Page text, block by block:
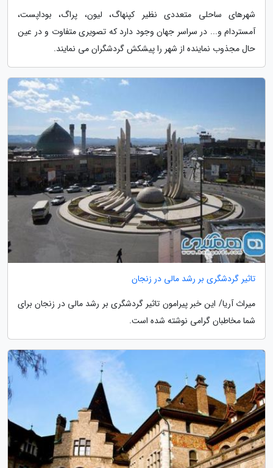
شهرهای ساحلی متعددی نظیر کپنهاگ، لیون، پراگ، بوداپست،
آمستردام و... در سراسر جهان وجود دارد که تصویری متفاوت و در عین
حال مجذوب نماینده از شهر را پیشکش گردشگران می نمایند.
تاثیر گردشگری بر رشد مالی در زنجان
میراث آریا/ این خبر پیرامون تاثیر گردشگری بر رشد مالی در زنجان برای
شما مخاطبان گرامی نوشته شده است.